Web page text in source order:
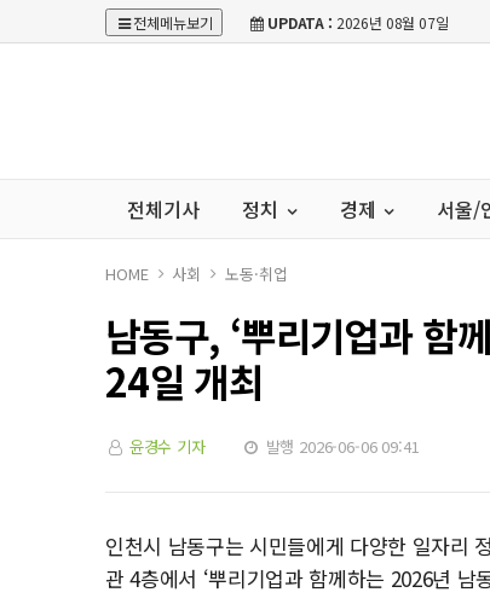
전체메뉴보기 UPDATA : 2026년 08월 07일
전체기사 정치 경제 서울/
HOME 사회 노동·취업
남동구, ‘뿌리기업과 함
24일 개최
윤경수 기자 발행 2026-06-06 09:41
인천시 남동구는 시민들에게 다양한 일자리
관 4층에서 ‘뿌리기업과 함께하는 2026년 남